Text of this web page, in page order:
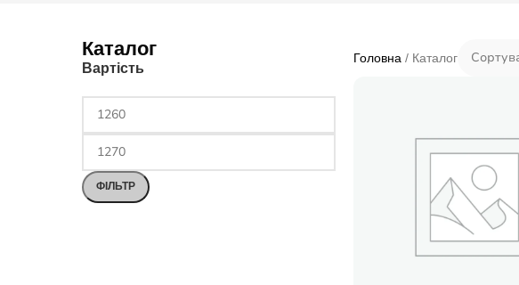
Каталог
Вартість
ФІЛЬТР
Головна Каталог